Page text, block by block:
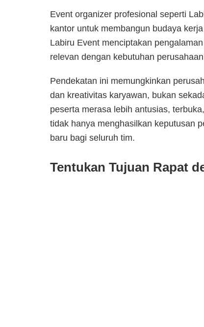
Event organizer profesional seperti
kantor untuk membangun budaya
Labiru Event menciptakan
relevan dengan kebutuhan
Pendekatan ini memungkinkan
dan kreativitas karyawan, bukan
peserta merasa lebih antusias,
tidak hanya menghasilkan keputusan
baru bagi seluruh tim.
Tentukan Tujuan Rapat